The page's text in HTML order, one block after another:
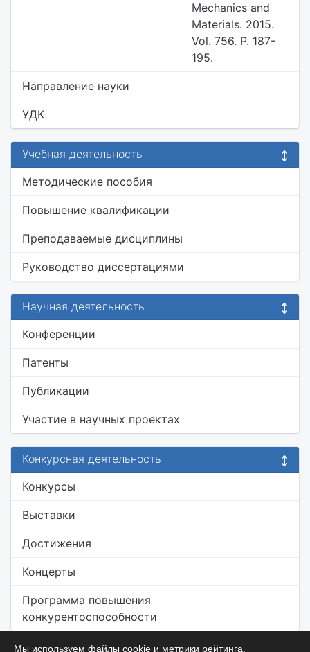
Mechanics and
Materials. 2015.
Vol. 756. P. 187-
195.
Направление науки
УДК
Учебная деятельность
Методические пособия
Повышение квалификации
Преподаваемые дисциплины
Руководство диссертациями
Научная деятельность
Конференции
Патенты
Публикации
Участие в научных проектах
Конкурсная деятельность
Конкурсы
Выставки
Достижения
Концерты
Программа повышения
конкурентоспособности
Мы используем файлы cookie и метрики рейтинга.